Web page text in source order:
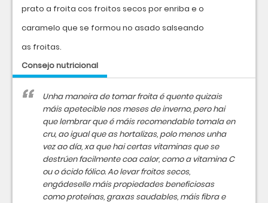
prato a froita cos froitos secos por enriba e o
caramelo que se formou no asado salseando
as froitas.
Consejo nutricional
Unha maneira de tomar froita é quente quizais
máis apetecible nos meses de inverno, pero hai
que lembrar que é máis recomendable tomala en
cru, ao igual que as hortalizas, polo menos unha
vez ao día, xa que hai certas vitaminas que se
destrúen facilmente coa calor, como a vitamina C
ou o ácido fólico. Ao levar froitos secos,
engádeselle máis propiedades beneficiosas
como proteínas, graxas saudables, máis fibra e